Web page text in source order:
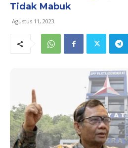
Tidak Mabuk
Agustus 11, 2023